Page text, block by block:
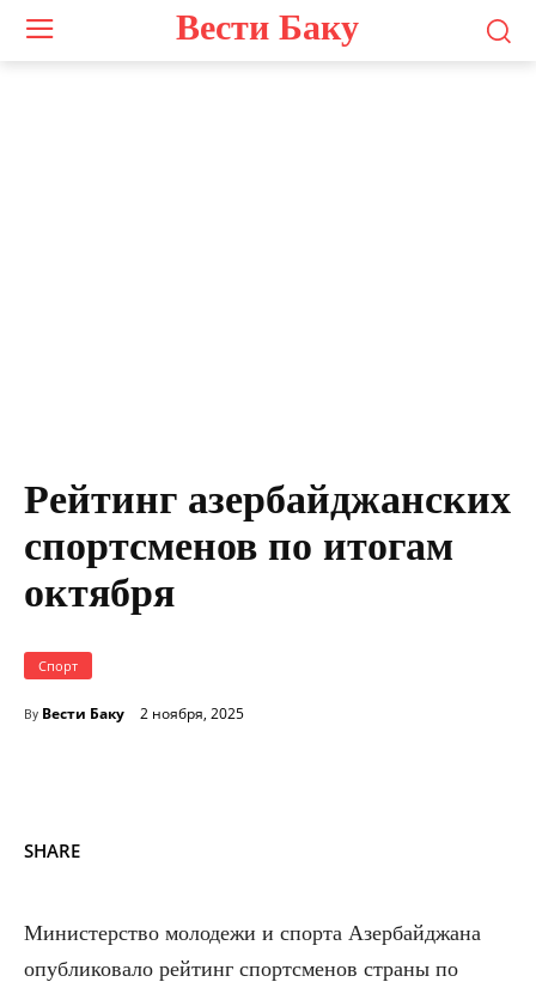
Вести Баку
Рейтинг азербайджанских
спортсменов по итогам
октября
Спорт
By Вести Баку 2 ноября, 2025
SHARE
Министерство молодежи и спорта Азербайджана
опубликовало рейтинг спортсменов страны по